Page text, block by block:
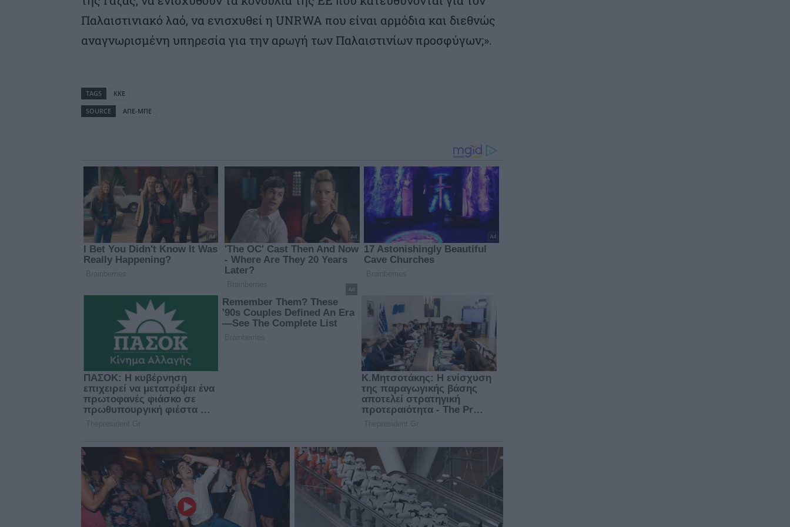
Παλαιστινιακό λαό, να ενισχυθεί η UNRWA που είναι αρμόδια και διεθνώς
αναγνωρισμένη υπηρεσία για την αρωγή των Παλαιστινίων προσφύγων;».
TAGS
ΚΚΕ
SOURCE
ΑΠΕ-ΜΠΕ